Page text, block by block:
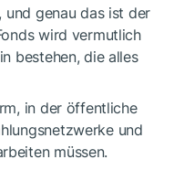
und genau das ist der
wird vermutlich
bestehen, die alles
in der öffentliche
und
müssen.